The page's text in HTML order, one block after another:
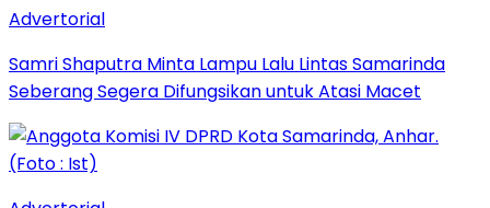
Advertorial
Samri Shaputra Minta Lampu Lalu Lintas Samarinda
Seberang Segera Difungsikan untuk Atasi Macet